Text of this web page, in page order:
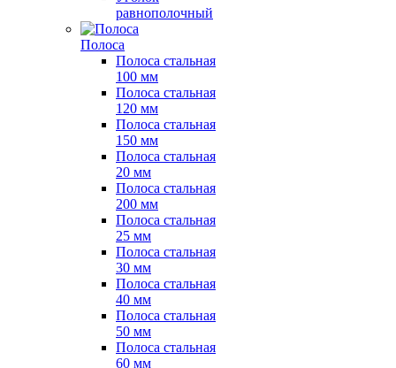
равнополочный
Полоса
Полоса стальная
100 мм
Полоса стальная
120 мм
Полоса стальная
150 мм
Полоса стальная
20 мм
Полоса стальная
200 мм
Полоса стальная
25 мм
Полоса стальная
30 мм
Полоса стальная
40 мм
Полоса стальная
50 мм
Полоса стальная
60 мм